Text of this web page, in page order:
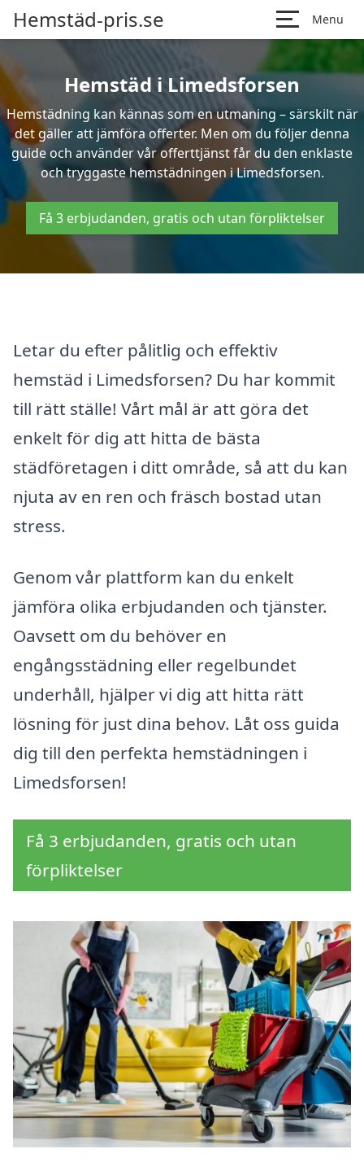
Hemstäd-pris.se Menu
Hemstäd i Limedsforsen
Hemstädning kan kännas som en utmaning – särskilt när
det gäller att jämföra offerter. Men om du följer denna
guide och använder vår offerttjänst får du den enklaste
och tryggaste hemstädningen i Limedsforsen.
Få 3 erbjudanden, gratis och utan förpliktelser
Letar du efter pålitlig och effektiv
hemstäd i Limedsforsen? Du har kommit
till rätt ställe! Vårt mål är att göra det
enkelt för dig att hitta de bästa
städföretagen i ditt område, så att du kan
njuta av en ren och fräsch bostad utan
stress.
Genom vår plattform kan du enkelt
jämföra olika erbjudanden och tjänster.
Oavsett om du behöver en
engångsstädning eller regelbundet
underhåll, hjälper vi dig att hitta rätt
lösning för just dina behov. Låt oss guida
dig till den perfekta hemstädningen i
Limedsforsen!
Få 3 erbjudanden, gratis och utan
förpliktelser